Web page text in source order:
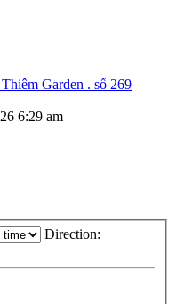
Garden . số 269
6:29 am
Direction: